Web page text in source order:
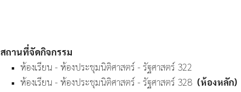
สถานที่จัดกิจกรรม
ห้องเรียน - ห้องประชุมนิติศาสตร์ - รัฐศาสตร์ 322
ห้องเรียน - ห้องประชุมนิติศาสตร์ - รัฐศาสตร์ 328 (ห้องหลัก)